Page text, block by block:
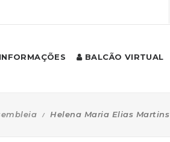
INFORMAÇÕES BALCÃO VIRTUAL
Helena Maria Elias Martins